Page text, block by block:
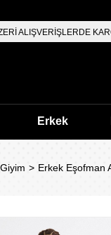
ALIŞVERİŞLERDE
Erkek
Giyim Erkek Eşofman